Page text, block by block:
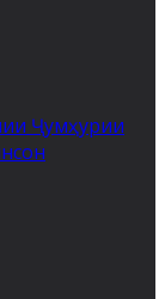
Ҷумҳурии